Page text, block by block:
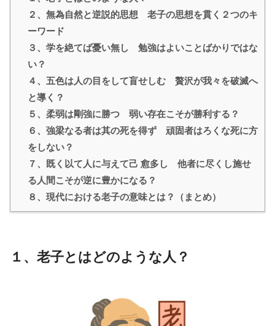
２、無為自然と逆説的思想 老子の思想を貫く２つのキ
ーワード
３、学を絶てば憂い無し 勉強はよいことばかりではな
い？
４、五色は人の目をして盲せしむ 贅沢が我々を破滅へ
と導く？
５、柔弱は剛強に勝つ 弱い存在こそが勝利する？
６、強梁なる者は其の死を得ず 頑固者はろくな死に方
をしない？
７、既く以て人に与えて己 愈多し 他者に尽くし施せ
る人間こそが逆に豊かになる？
８、現代における老子の意味とは？（まとめ）
１、老子とはどのような人？